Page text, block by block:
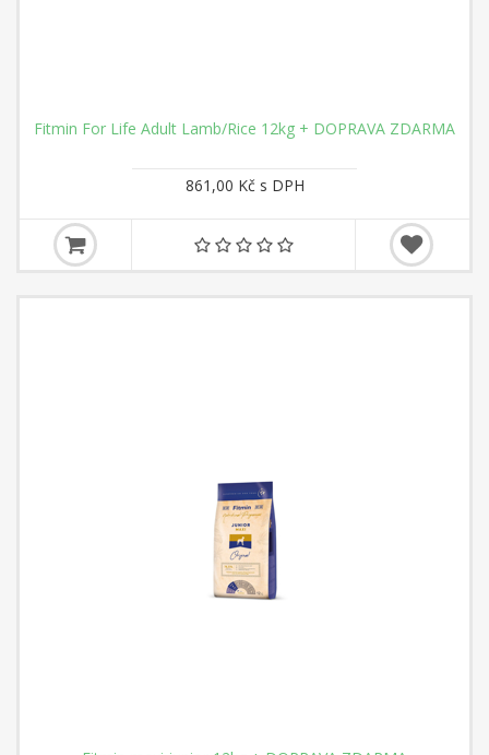
Fitmin For Life Adult Lamb/Rice 12kg + DOPRAVA ZDARMA
861,00 Kč s DPH